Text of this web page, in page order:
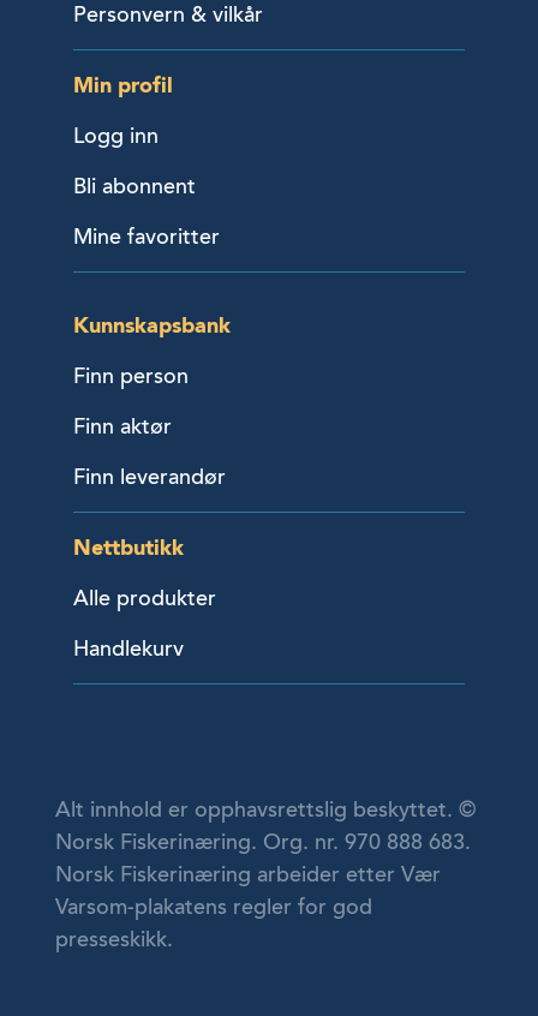
Personvern & vilkår
Min profil
Logg inn
Bli abonnent
Mine favoritter
Kunnskapsbank
Finn person
Finn aktør
Finn leverandør
Nettbutikk
Alle produkter
Handlekurv
Alt innhold er opphavsrettslig beskyttet. ©
Norsk Fiskerinæring. Org. nr. 970 888 683.
Norsk Fiskerinæring arbeider etter Vær
Varsom-plakatens regler for god
presseskikk.